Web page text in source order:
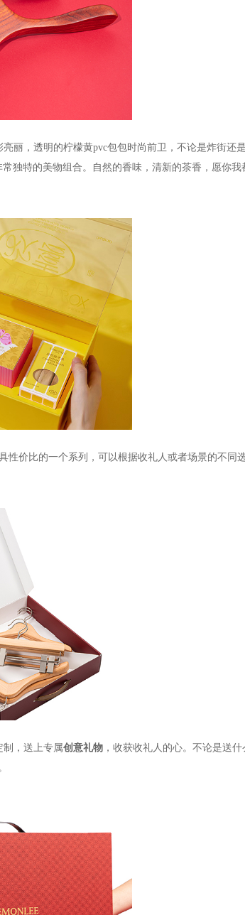
亮丽，透明的柠檬黄pvc包包时尚前卫，不论是炸街还
独特的美物组合。自然的香味，清新的茶香，愿你我
性价比的一个系列，可以根据收礼人或者场景的不同
制，送上专属创意礼物 ，收获收礼人的心。不论是送什